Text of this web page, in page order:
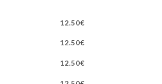
12.50€
12.50€
12.50€